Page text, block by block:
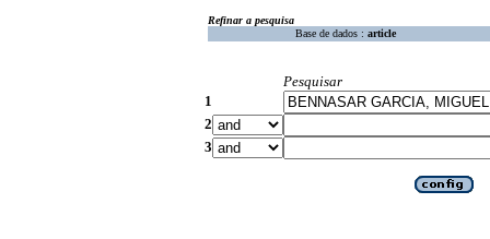
Refinar a pesquisa
Base de dados : article
Pesquisar
1
2
3